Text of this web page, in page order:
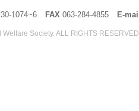
1074~6 FAX 063-284-4855 E-mail
Society. ALL RIGHTS RESERVED.